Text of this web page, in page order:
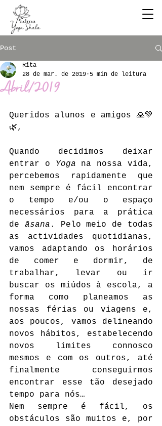
Post
Abril/2019
Rita
28 de mar. de 2019 5 min de leitura
Queridos alunos e amigos 🙏💚
🌿,
Quando decidimos deixar
entrar o Yoga na nossa vida,
percebemos rapidamente que
nem sempre é fácil encontrar
o tempo e/ou o espaço
necessários para a prática
de āsana . Pelo meio de todas
as actividades quotidianas,
vamos adaptando os horários
de comer e dormir, de
trabalhar, levar ou ir
buscar os miúdos à escola, a
forma como planeamos as
nossas férias ou viagens e,
aos poucos, vamos delineando
novos hábitos, estabelecendo
novos limites connosco
mesmos e com os outros, até
finalmente conseguirmos
encontrar esse tão desejado
tempo para nós…
Nem sempre é fácil, os
obstáculos são muitos e, por